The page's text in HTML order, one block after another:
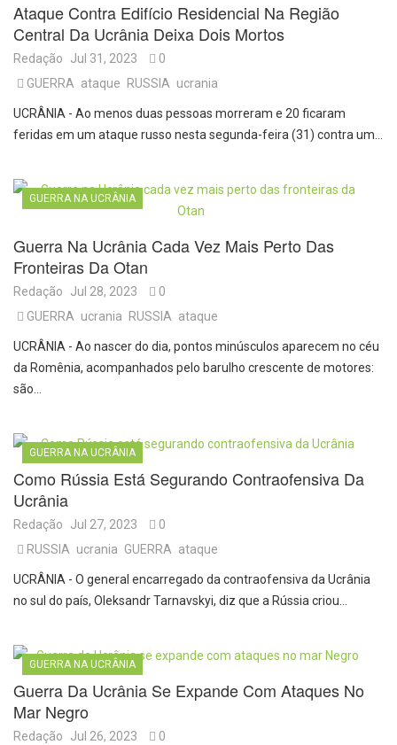
Ataque Contra Edifício Residencial Na Região
Central Da Ucrânia Deixa Dois Mortos
Redação Jul 31, 2023
0
GUERRA ataque RUSSIA ucrania
UCRÂNIA - Ao menos duas pessoas morreram e 20 ficaram
feridas em um ataque russo nesta segunda-feira (31) contra um…
GUERRA NA UCRÂNIA
Guerra Na Ucrânia Cada Vez Mais Perto Das
Fronteiras Da Otan
Redação Jul 28, 2023
0
GUERRA ucrania RUSSIA ataque
UCRÂNIA - Ao nascer do dia, pontos minúsculos aparecem no céu
da Romênia, acompanhados pelo barulho crescente de motores:
são…
GUERRA NA UCRÂNIA
Como Rússia Está Segurando Contraofensiva Da
Ucrânia
Redação Jul 27, 2023
0
RUSSIA ucrania GUERRA ataque
UCRÂNIA - O general encarregado da contraofensiva da Ucrânia
no sul do país, Oleksandr Tarnavskyi, diz que a Rússia criou…
GUERRA NA UCRÂNIA
Guerra Da Ucrânia Se Expande Com Ataques No
Mar Negro
Redação Jul 26, 2023
0